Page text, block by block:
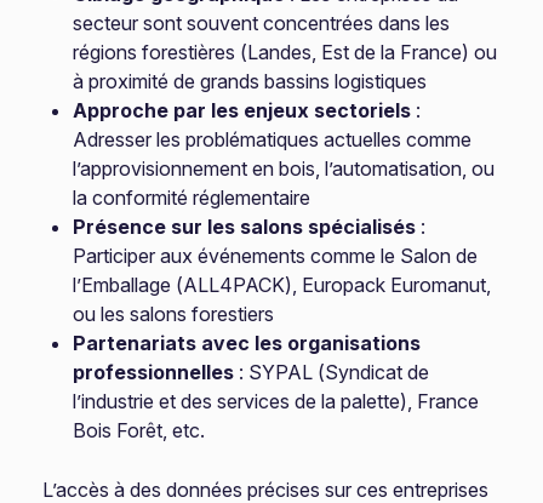
secteur sont souvent concentrées dans les
régions forestières (Landes, Est de la France) ou
à proximité de grands bassins logistiques
Approche par les enjeux sectoriels :
Adresser les problématiques actuelles comme
l’approvisionnement en bois, l’automatisation, ou
la conformité réglementaire
Présence sur les salons spécialisés :
Participer aux événements comme le Salon de
l’Emballage (ALL4PACK), Europack Euromanut,
ou les salons forestiers
Partenariats avec les organisations
professionnelles : SYPAL (Syndicat de
l’industrie et des services de la palette), France
Bois Forêt, etc.
L’accès à des données précises sur ces entreprises